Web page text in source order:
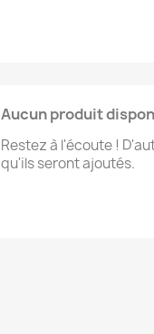
Aucun produit
Restez à l'écoute !
qu'ils seront ajoutés.